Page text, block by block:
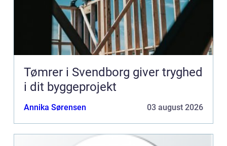
Tømrer i Svendborg giver tryghed
i dit byggeprojekt
Annika Sørensen 03 august 2026